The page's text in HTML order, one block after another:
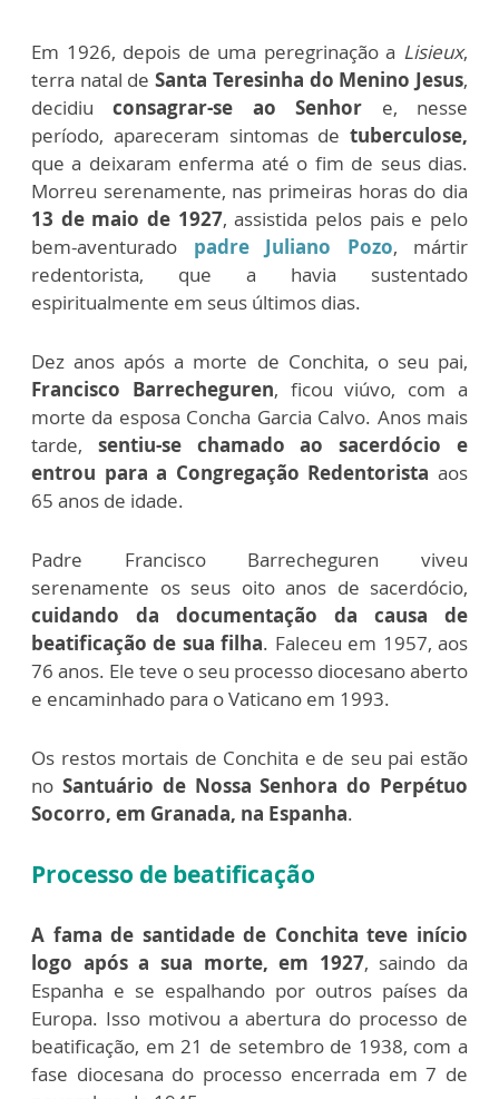
Em 1926, depois de uma peregrinação a Lisieux,
terra natal de Santa Teresinha do Menino Jesus,
decidiuconsagrar-se ao Senhor e, nesse
período, apareceram sintomas de tuberculose,
que a deixaram enferma até o fim de seus dias.
Morreu serenamente, nas primeiras horas do dia
13 de maio de 1927, assistida pelos pais e pelo
bem-aventurado padre Juliano Pozo, mártir
redentorista, que a havia sustentado
espiritualmente em seus últimos dias.
Dez anos após a morte de Conchita, o seu pai,
Francisco Barrecheguren, ficou viúvo, com a
morte da esposa Concha Garcia Calvo. Anos mais
tarde, sentiu-se chamado ao sacerdócio e
entrou para a Congregação Redentorista aos
65 anos de idade.
Padre Francisco Barrecheguren viveu
serenamente os seus oito anos de sacerdócio,
cuidando da documentação da causa de
beatificação de sua filha. Faleceu em 1957, aos
76 anos. Ele teve o seu processo diocesano aberto
e encaminhado para o Vaticano em 1993.
Os restos mortais de Conchita e de seu pai estão
no Santuário de Nossa Senhora do Perpétuo
Socorro, em Granada, na Espanha.
Processo de beatificação
A fama de santidade de Conchita teve início
logo após a sua morte, em 1927, saindo da
Espanha e se espalhando por outros países da
Europa. Isso motivou a abertura do processo de
beatificação, em 21 de setembro de 1938, com a
fase diocesana do processo encerrada em 7 de